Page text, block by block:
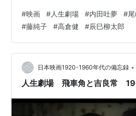
名前だ。タイトルを見てもまさか人
った。何度も映画化されるぐらい人
なっているので、当時の人は分か
東映任侠映画DVDコレクション 20
[分冊百科] (DVD付) (東映任侠映画
ン…
#映画 #人生劇場 #内田吐夢 #
#藤純子 #高倉健 #辰巳柳太郎
日本映画1920-1960年代の備忘録 •
人生劇場 飛車角と吉良常